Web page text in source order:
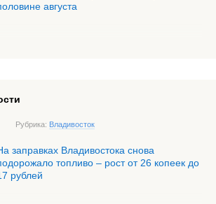
августа
Рубрика: Владивосток
заправках Владивостока снова
топливо – рост от 26 копеек до
рублей